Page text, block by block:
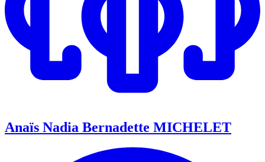
Anaïs Nadia Bernadette MICHELET